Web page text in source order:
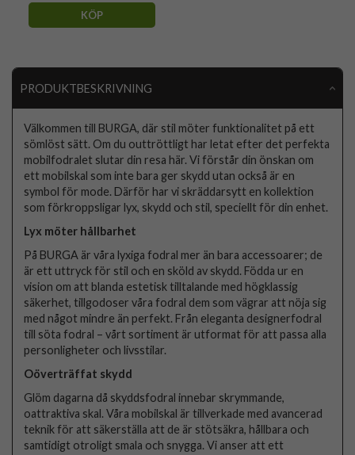
KÖP
PRODUKTBESKRIVNING
Välkommen till BURGA, där stil möter funktionalitet på ett
sömlöst sätt. Om du outtröttligt har letat efter det perfekta
mobilfodralet slutar din resa här. Vi förstår din önskan om
ett mobilskal som inte bara ger skydd utan också är en
symbol för mode. Därför har vi skräddarsytt en kollektion
som förkroppsligar lyx, skydd och stil, speciellt för din enhet.
Lyx möter hållbarhet
På BURGA är våra lyxiga fodral mer än bara accessoarer; de
är ett uttryck för stil och en sköld av skydd. Födda ur en
vision om att blanda estetisk tilltalande med högklassig
säkerhet, tillgodoser våra fodral dem som vägrar att nöja sig
med något mindre än perfekt. Från eleganta designerfodral
till söta fodral – vårt sortiment är utformat för att passa alla
personligheter och livsstilar.
Oöverträffat skydd
Glöm dagarna då skyddsfodral innebar skrymmande,
oattraktiva skal. Våra mobilskal är tillverkade med avancerad
teknik för att säkerställa att de är stötsäkra, hållbara och
samtidigt otroligt smala och snygga. Vi anser att ett